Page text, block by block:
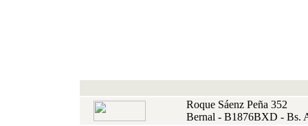
Roque Sáenz Peña 352
Bernal - B1876BXD - Bs.